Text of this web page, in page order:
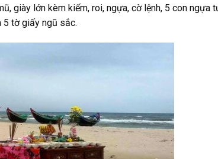
giày lớn kèm kiếm, roi, ngựa, cờ lệnh, 5 con ngựa
5 tờ giấy ngũ sắc.